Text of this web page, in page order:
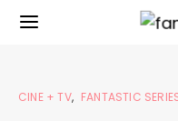
CINE + TV FANTASTIC